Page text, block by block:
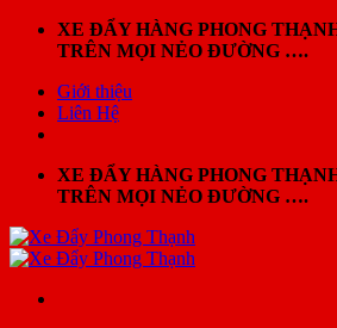
dung
XE ĐẨY HÀNG PHONG
TRÊN MỌI NẺO ĐƯỜNG ….
Giới thiệu
Liên Hệ
XE ĐẨY HÀNG PHONG
TRÊN MỌI NẺO ĐƯỜNG ….